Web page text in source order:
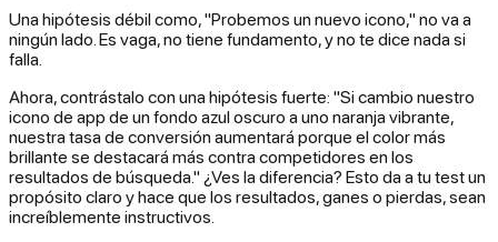
Una hipótesis débil como, "Probemos un nuevo icono," no va a
ningún lado. Es vaga, no tiene fundamento, y no te dice nada si
falla.
Ahora, contrástalo con una hipótesis fuerte: "Si cambio nuestro
icono de app de un fondo azul oscuro a uno naranja vibrante,
nuestra tasa de conversión aumentará porque el color más
brillante se destacará más contra competidores en los
resultados de búsqueda." ¿Ves la diferencia? Esto da a tu test un
propósito claro y hace que los resultados, ganes o pierdas, sean
increíblemente instructivos.